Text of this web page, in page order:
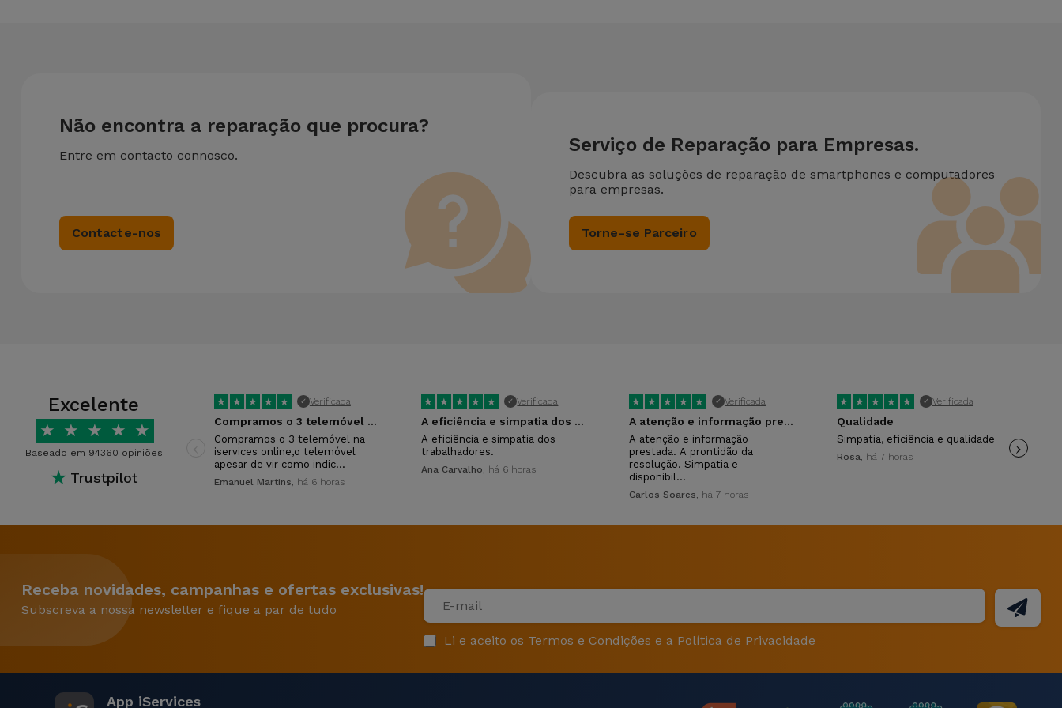
Não encontra a reparação que procura?
Entre em contacto connosco.
Contacte-nos
Serviço de Reparação para Empresas.
Descubra as soluções de reparação de smartphones e computadores
para empresas.
Torne-se Parceiro
Excelente
★ ★ ★ ★ ★
Baseado em 94360 opiniões
★ Trustpilot
★ ★ ★ ★ ★ ✓ Verificada
Compramos o 3 telemóvel na iservices…
Compramos o 3 telemóvel na
iservices online,o telemóvel
apesar de vir como indic…
Emanuel Martins, há 6 horas
★ ★ ★ ★ ★ ✓ Verificada
A eficiência e simpatia dos trabalhadores.
A eficiência e simpatia dos
trabalhadores.
Ana Carvalho, há 6 horas
★ ★ ★ ★ ★ ✓ Verificada
A atenção e informação prestada.
A atenção e informação
prestada. A prontidão da
resolução. Simpatia e
disponibil…
Carlos Soares, há 7 horas
★ ★ ★ ★ ★ ✓ Verificada
Qualidade
Simpatia, eficiência e qualidade
Rosa, há 7 horas ›
Receba novidades, campanhas e ofertas exclusivas!
Subscreva a nossa newsletter e fique a par de tudo
Li e aceito os Termos e Condições e a Política de Privacidade
App iServices